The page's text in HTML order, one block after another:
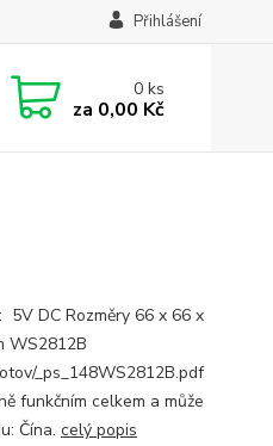
Přihlášení
0ks
za 0,00 Kč
5V DC Rozměry 66 x 66 x
WS2812B
_ps_148WS2812B.pdf
funkčním celkem a může
Čína. celý popis